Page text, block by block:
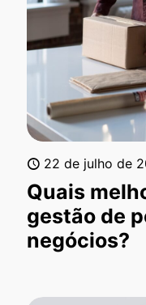
22 de julho de
Quais
gestão de
negócios?